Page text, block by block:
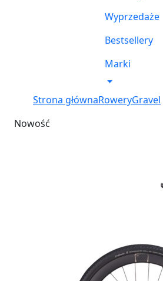
Wyprzedaże
Bestsellery
Marki
Strona głównaRoweryGravel
Nowość